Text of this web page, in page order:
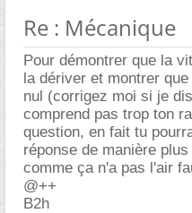
Re : Mécanique
Pour démontrer que la
la dériver et montrer
nul (corrigez moi si je
comprend pas trop ton
question, en fait tu
réponse de manière
comme ça n'a pas l'air
@++
B2h